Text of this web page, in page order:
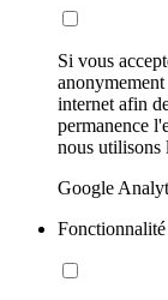
Si vous
internet afin
permanence
nous utilisons
Google
Fonctionnalité